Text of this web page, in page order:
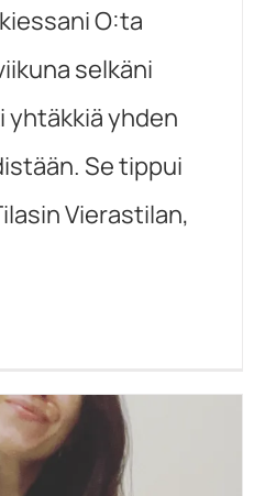
O:ta
selkäni
yhtäkkiä yhden
Se tippui
Vierastilan,